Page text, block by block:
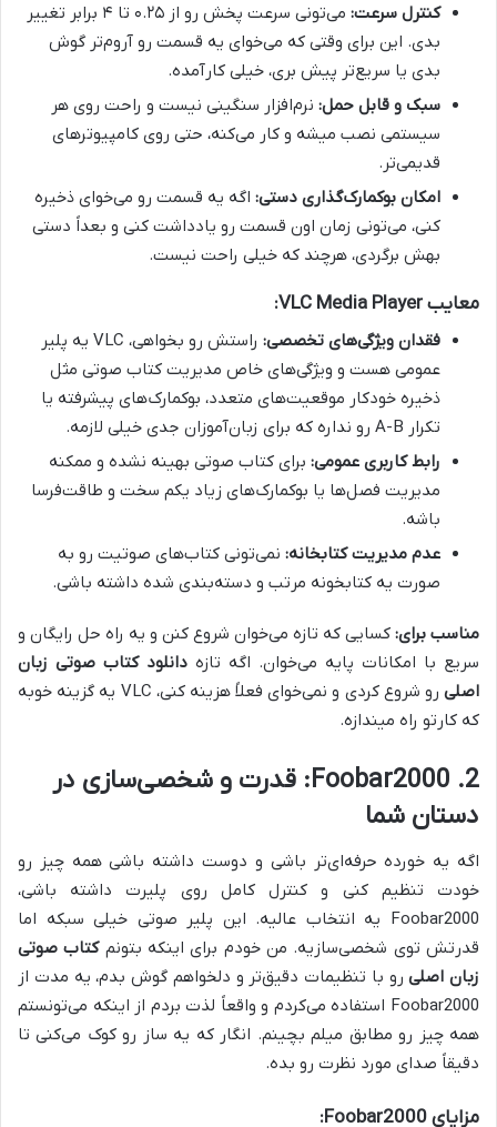
کنترل سرعت:
می‌تونی سرعت پخش رو از ۰.۲۵ تا ۴ برابر تغییر
بدی. این برای وقتی که می‌خوای یه قسمت رو آروم‌تر گوش
بدی یا سریع‌تر پیش بری، خیلی کارآمده.
سبک و قابل حمل: نرم‌افزار سنگینی نیست و راحت روی هر
سیستمی نصب میشه و کار می‌کنه، حتی روی کامپیوترهای
قدیمی‌تر.
امکان بوکمارک‌گذاری دستی: اگه یه قسمت رو می‌خوای ذخیره
کنی، می‌تونی زمان اون قسمت رو یادداشت کنی و بعداً دستی
بهش برگردی، هرچند که خیلی راحت نیست.
معایب VLC Media Player:
فقدان ویژگی‌های تخصصی:
راستش رو بخواهی، VLC یه پلیر
عمومی هست و ویژگی‌های خاص مدیریت کتاب صوتی مثل
ذخیره خودکار موقعیت‌های متعدد، بوکمارک‌های پیشرفته یا
تکرار A-B رو نداره که برای زبان‌آموزان جدی خیلی لازمه.
رابط کاربری عمومی: برای کتاب صوتی بهینه نشده و ممکنه
مدیریت فصل‌ها یا بوکمارک‌های زیاد یکم سخت و طاقت‌فرسا
باشه.
عدم مدیریت کتابخانه: نمی‌تونی کتاب‌های صوتیت رو به
صورت یه کتابخونه مرتب و دسته‌بندی شده داشته باشی.
مناسب برای: کسایی که تازه می‌خوان شروع کنن و یه راه حل رایگان و
سریع با امکانات پایه می‌خوان. اگه تازه دانلود کتاب صوتی زبان
اصلی
رو شروع کردی و نمی‌خوای فعلاً هزینه کنی، VLC یه گزینه خوبه
که کارتو راه میندازه.
2. Foobar2000: قدرت و شخصی‌سازی در
دستان شما
اگه یه خورده حرفه‌ای‌تر باشی و دوست داشته باشی همه چیز رو
خودت تنظیم کنی و کنترل کامل روی پلیرت داشته باشی،
Foobar2000 یه انتخاب عالیه. این پلیر صوتی خیلی سبکه اما
قدرتش توی شخصی‌سازیه. من خودم برای اینکه بتونمکتاب صوتی
زبان اصلیرو با تنظیمات دقیق‌تر و دلخواهم گوش بدم، یه مدت از
Foobar2000 استفاده می‌کردم و واقعاً لذت بردم از اینکه می‌تونستم
همه چیز رو مطابق میلم بچینم. انگار که یه ساز رو کوک می‌کنی تا
دقیقاً صدای مورد نظرت رو بده.
مزایای Foobar2000: